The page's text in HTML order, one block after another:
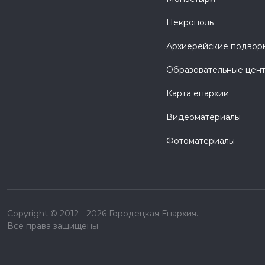
Некрополь
Архиерейские
Образовательные
Карта епархии
Видеоматериалы
Фотоматериалы
Copyright © 2012 - 2026 Городецкая Епархия.
Все права защищены